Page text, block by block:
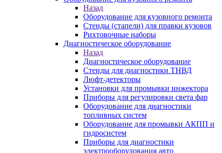
Назад
Оборудование для кузовного ремонта
Стенды (стапели) для правки кузовов
Рихтовочные наборы
Диагностическое оборудование
Назад
Диагностическое оборудование
Стенды для диагностики ТНВД
Люфт-детекторы
Установки для промывки инжектора
Приборы для регулировки света фар
Оборудование для диагностики
топливных систем
Оборудование для промывки АКПП и
гидросистем
Приборы для диагностики
электрооборудования авто